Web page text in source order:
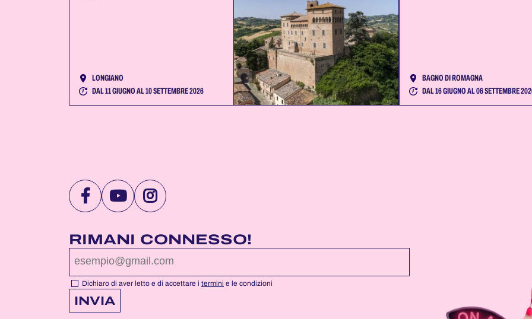
LONGIANO
DAL 11 GIUGNO AL 10 SETTEMBRE 2026
BAGNO DI ROMAGNA
DAL 16 GIUGNO AL 06 SETTEMBRE
VISITA
PAGINA
FACEBOOK
DI
NOTTEROSA
VISITA
PAGINA
YOUTUBE
DI
NOTTEROSA
VISITA
PAGINA
INSTAGRAM
DI
NOTTEROSA
RIMANI CONNESSO!
Dichiaro di aver letto e di accettare i termini e le condizioni
INVIA